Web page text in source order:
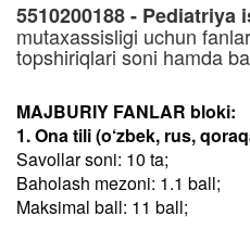
5510200188 -
mutaxassisligi uchun
topshiriqlari soni hamda
MAJBURIY FANLAR bloki:
1. Ona tili (o‘zbek, rus,
Savollar soni: 10 ta;
Baholash mezoni: 1.1 ball;
Maksimal ball: 11 ball;